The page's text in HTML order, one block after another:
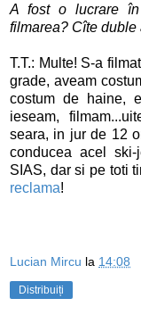
A fost o lucrare
filmarea? Cîte duble
T.T.: Multe! S-a
grade, aveam
costum de haine,
ieseam,
seara, in jur de 12
conducea acel
SIAS, dar si pe toti
reclama!
Lucian Mircu la 14:08
Distribuiți